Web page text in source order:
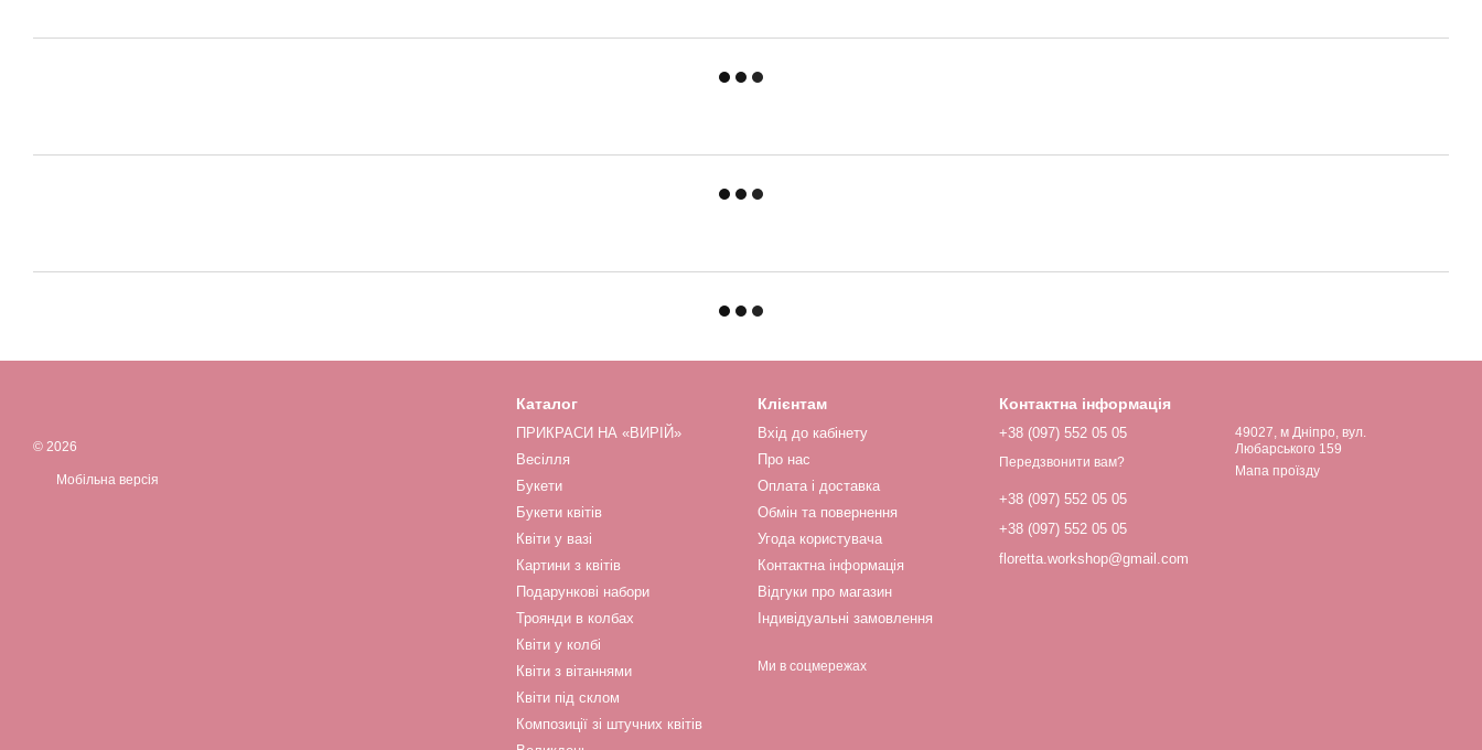
© 2026
Мобільна версія
Каталог
ПРИКРАСИ НА «ВИРІЙ»
Весілля
Букети
Букети квітів
Квіти у вазі
Картини з квітів
Подарункові набори
Троянди в колбах
Квіти у колбі
Квіти з вітаннями
Квіти під склом
Композиції зі штучних квітів
Клієнтам
Вхід до кабінету
Про нас
Оплата і доставка
Обмін та повернення
Угода користувача
Контактна інформація
Відгуки про магазин
Індивідуальні замовлення
Ми в соцмережах
Контактна інформація
+38 (097) 552 05 05
Передзвонити вам?
+38 (097) 552 05 05
+38 (097) 552 05 05
floretta.workshop@gmail.com
49027, м Дніпро, вул.
Любарського 159
Мапа проїзду